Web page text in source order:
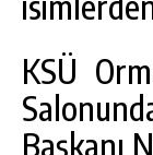
KSÜ
Başkanı